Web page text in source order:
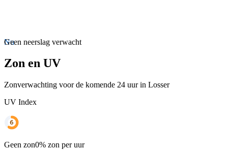
Nu
Geen neerslag verwacht
Zon en UV
Zonverwachting voor de komende 24 uur in Losser
UV Index
Geen zon0% zon per uur